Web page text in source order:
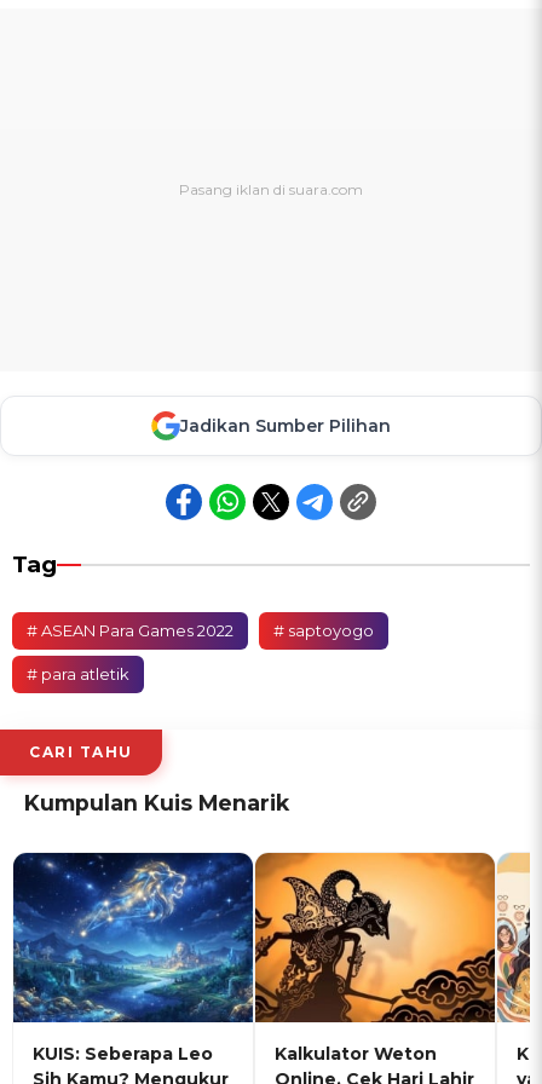
Jadikan Sumber Pilihan
Tag
# ASEAN Para Games 2022 # saptoyogo
# para atletik
CARI TAHU
Kumpulan Kuis Menarik
KUIS: Seberapa Leo
Sih Kamu? Mengukur
Kalkulator Weton
Online, Cek Hari Lahir